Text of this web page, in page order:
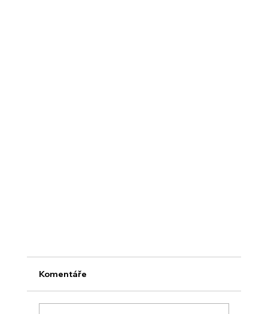
Komentáře